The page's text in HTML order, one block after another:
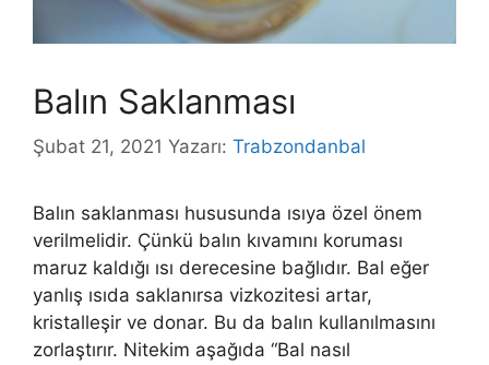
Balın Saklanması
Şubat 21, 2021 Yazarı: Trabzondanbal
Balın saklanması hususunda ısıya özel önem
verilmelidir. Çünkü balın kıvamını koruması
maruz kaldığı ısı derecesine bağlıdır. Bal eğer
yanlış ısıda saklanırsa vizkozitesi artar,
kristalleşir ve donar. Bu da balın kullanılmasını
zorlaştırır. Nitekim aşağıda “Bal nasıl